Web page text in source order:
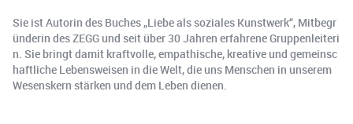
Sie ist Autorin des Buches „Liebe als soziales Kunstwerk“, Mitbegr
ünderin des ZEGG und seit über 30 Jahren erfahrene Gruppenleiteri
n. Sie bringt damit kraftvolle, empathische, kreative und gemeinsc
haftliche Lebensweisen in die Welt, die uns Menschen in unserem
Wesenskern stärken und dem Leben dienen.